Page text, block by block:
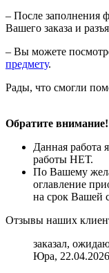
– После заполнения
Вашего заказа и
– Вы можете
предмету.
Рады, что смогли
Обратите внимание!
Данная работа
работы НЕТ.
По Вашему
оглавление
на срок Вашей
Отзывы наших
заказал,
Юра, 22.04.2026